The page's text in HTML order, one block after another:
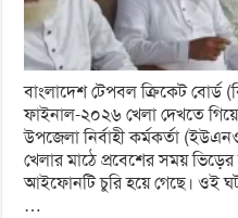
বাংলাদেশ টেপবল ক্রিকেট বোর্ড
ফাইনাল-২০২৬ খেলা দেখতে
উপজেলা নির্বাহী কর্মকর্তা
খেলার মাঠে প্রবেশের সময়
আইফোনটি চুরি হয়ে গেছে। ওই
…